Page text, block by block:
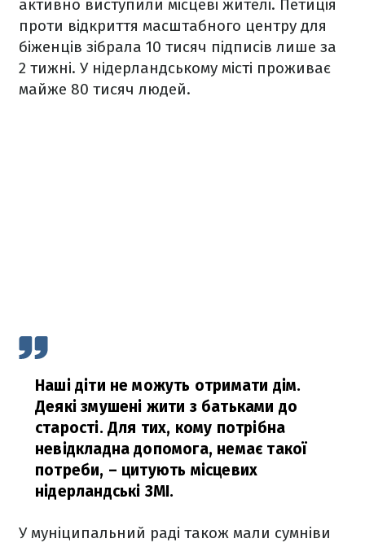
активно виступили місцеві жителі. Петиція
проти відкриття масштабного центру для
біженців зібрала 10 тисяч підписів лише за
2 тижні. У нідерландському місті проживає
майже 80 тисяч людей.
Наші діти не можуть отримати дім.
Деякі змушені жити з батьками до
старості. Для тих, кому потрібна
невідкладна допомога, немає такої
потреби, – цитують місцевих
нідерландські ЗМІ.
У муніципальний раді також мали сумніви